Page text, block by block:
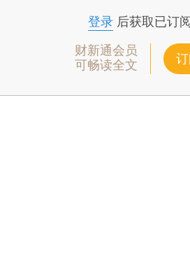
登录后获取已订
财新通会员
可畅读全文